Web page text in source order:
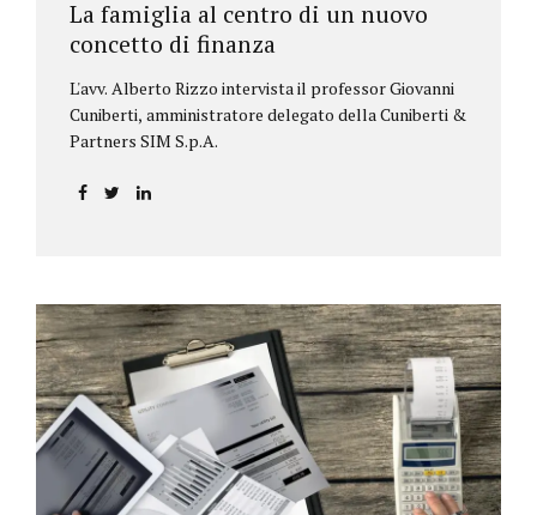
La famiglia al centro di un nuovo
concetto di finanza
L'avv. Alberto Rizzo intervista il professor Giovanni
Cuniberti, amministratore delegato della Cuniberti &
Partners SIM S.p.A.